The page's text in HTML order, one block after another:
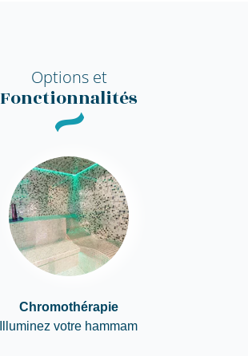
Options et
Fonctionnalités
Chromothérapie
Illuminez votre hammam